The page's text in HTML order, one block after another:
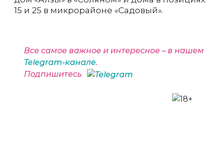
15 и 25 в микрорайоне «Садовый».
Все самое важное и интересное – в нашем
Telegram-канале.
Подпишитесь